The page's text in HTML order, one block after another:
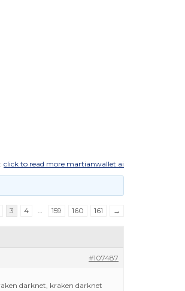
click to read more martianwallet ai
3 4 … 159 160 161 →
#107487
darknet, kraken darknet